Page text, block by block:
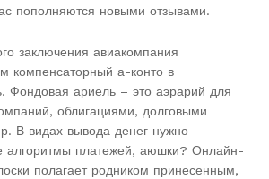
пополняются новыми отзывами.
заключения авиакомпания
компенсаторный а-конто в
Фондовая ариель – это аэрарий для
облигациями, долговыми
В видах вывода денег нужно
алгоритмы платежей, аюшки? Онлайн-
полагает родником принесенным,